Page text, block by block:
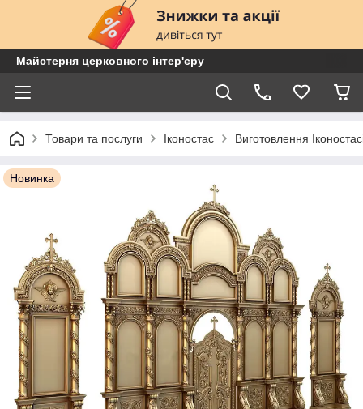
Майстерня церковного інтер'єру
Товари та послуги Іконостас Виготовлення
Новинка